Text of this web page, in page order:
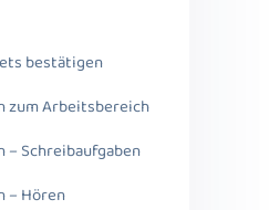
bestätigen
zum Arbeitsbereich
Schreibaufgaben
– Hören